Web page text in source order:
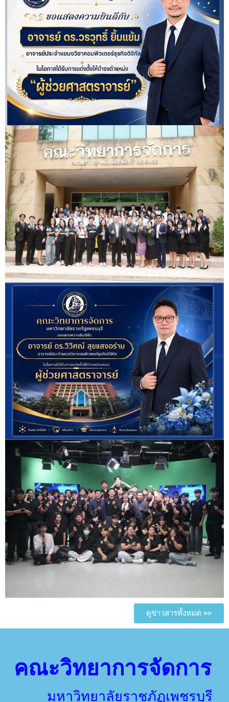
ดูข่าวสารทั้งหมด >>
คณะวิทยาการจัดการ
มหาวิทยาลัยราชภัฏเพชรบุรี